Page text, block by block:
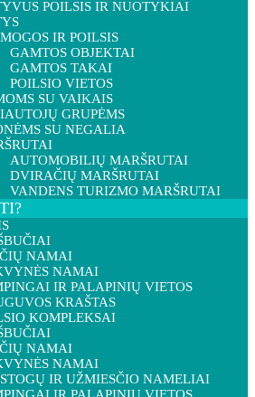
POILSIS IR NUOTYKIAI
IR POILSIS
GAMTOS OBJEKTAI
GAMTOS TAKAI
POILSIO VIETOS
SU VAIKAIS
GRUPĖMS
SU NEGALIA
AUTOMOBILIŲ MARŠRUTAI
DVIRAČIŲ MARŠRUTAI
VANDENS TURIZMO MARŠRUTAI
NAMAI
NAMAI
IR PALAPINIŲ VIETOS
KRAŠTAS
KOMPLEKSAI
NAMAI
NAMAI
IR UŽMIESČIO NAMELIAI